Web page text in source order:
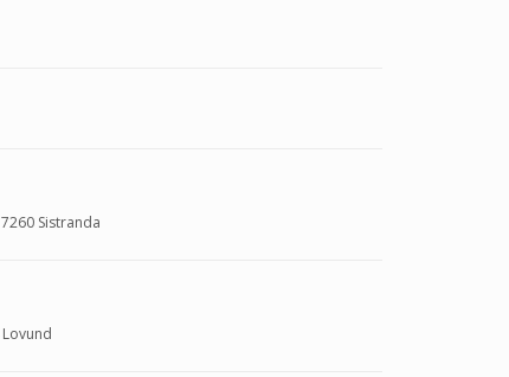
7260 Sistranda
Lovund